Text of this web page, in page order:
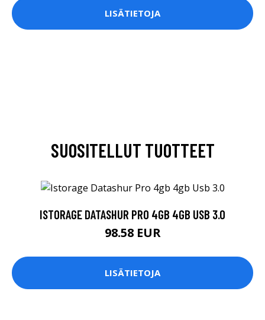
LISÄTIETOJA
SUOSITELLUT TUOTTEET
ISTORAGE DATASHUR PRO 4GB 4GB USB 3.0
98.58 EUR
LISÄTIETOJA